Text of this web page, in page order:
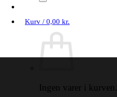
Kurv / 0,00 kr.
Ingen varer i kurven.